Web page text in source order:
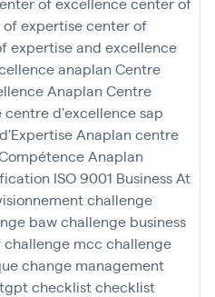
expertisecenter of
expertise and excellence
anaplan Centre
Anaplan Centre
centre d'excellence sap
Anaplan centre
Anaplan
ISO 9001 Business At
challenge
bawchallenge business
challenge mcc challenge
change management
checklistchecklist